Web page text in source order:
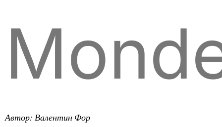
Автор: Валентин Фор